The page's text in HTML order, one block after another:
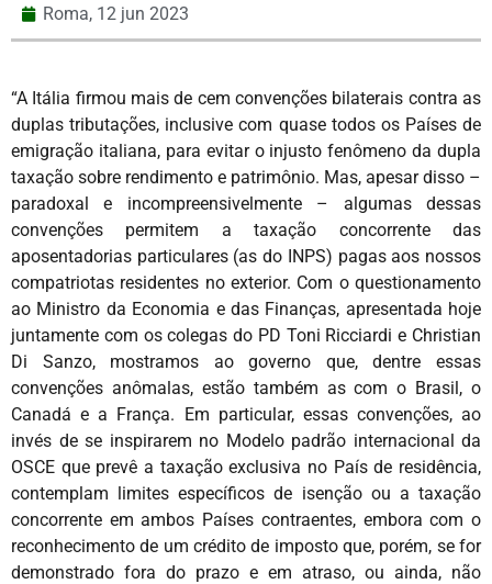
Roma, 12 jun 2023
“A Itália firmou mais de cem convenções bilaterais contra as
duplas tributações, inclusive com quase todos os Países de
emigração italiana, para evitar o injusto fenômeno da dupla
taxação sobre rendimento e patrimônio. Mas, apesar disso –
paradoxal e incompreensivelmente – algumas dessas
convenções permitem a taxação concorrente das
aposentadorias particulares (as do INPS) pagas aos nossos
compatriotas residentes no exterior. Com o questionamento
ao Ministro da Economia e das Finanças, apresentada hoje
juntamente com os colegas do PD Toni Ricciardi e Christian
Di Sanzo, mostramos ao governo que, dentre essas
convenções anômalas, estão também as com o Brasil, o
Canadá e a França. Em particular, essas convenções, ao
invés de se inspirarem no Modelo padrão internacional da
OSCE que prevê a taxação exclusiva no País de residência,
contemplam limites específicos de isenção ou a taxação
concorrente em ambos Países contraentes, embora com o
reconhecimento de um crédito de imposto que, porém, se for
demonstrado fora do prazo e em atraso, ou ainda, não